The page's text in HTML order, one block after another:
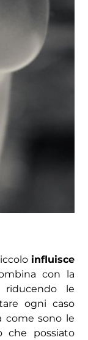
influisce
con la
le
ogni caso
come sono le
che possiato